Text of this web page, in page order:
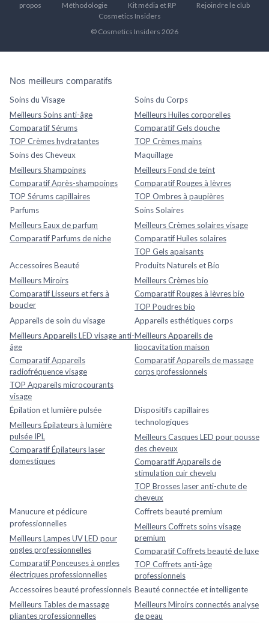
propos
Méthodologie Kit média et RP
Rejoindre le club
Cosmetics Insiders
© Cosmetics Insiders 2026
Nos meilleurs comparatifs
Soins du Visage
Meilleurs Soins anti-âge
Comparatif Sérums
TOP Crèmes hydratantes
Soins du Corps
Meilleurs Huiles corporelles
Comparatif Gels douche
TOP Crèmes mains
Soins des Cheveux
Meilleurs Shampoings
Comparatif Après-shampoings
TOP Sérums capillaires
Maquillage
Meilleurs Fond de teint
Comparatif Rouges à lèvres
TOP Ombres à paupières
Parfums
Meilleurs Eaux de parfum
Comparatif Parfums de niche
Soins Solaires
Meilleurs Crèmes solaires visage
Comparatif Huiles solaires
TOP Gels apaisants
Accessoires Beauté
Meilleurs Miroirs
Comparatif Lisseurs et fers à
boucler
Produits Naturels et Bio
Meilleurs Crèmes bio
Comparatif Rouges à lèvres bio
TOP Poudres bio
Appareils de soin du visage
Meilleurs Appareils LED visage anti-
âge
Comparatif Appareils
radiofréquence visage
TOP Appareils microcourants
visage
Appareils esthétiques corps
Meilleurs Appareils de
lipocavitation maison
Comparatif Appareils de massage
corps professionnels
Épilation et lumière pulsée
Meilleurs Épilateurs à lumière
pulsée IPL
Comparatif Épilateurs laser
domestiques
Dispositifs capillaires
technologiques
Meilleurs Casques LED pour pousse
des cheveux
Comparatif Appareils de
stimulation cuir chevelu
TOP Brosses laser anti-chute de
cheveux
Manucure et pédicure
professionnelles
Meilleurs Lampes UV LED pour
ongles professionnelles
Comparatif Ponceuses à ongles
électriques professionnelles
Coffrets beauté premium
Meilleurs Coffrets soins visage
premium
Comparatif Coffrets beauté de luxe
TOP Coffrets anti-âge
professionnels
Accessoires beauté professionnels
Meilleurs Tables de massage
pliantes professionnelles
Beauté connectée et intelligente
Meilleurs Miroirs connectés analyse
de peau